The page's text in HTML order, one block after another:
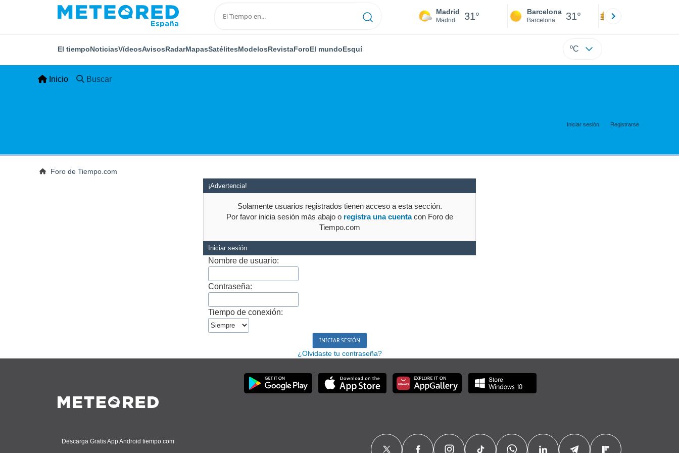
Madrid
Madrid 31° Barcelona
Barcelona 31°
El tiempoNoticiasVídeosAvisosRadarMapasSatélitesModelosRevistaForoEl mundoEsquí ºC
Inicio Buscar
Iniciar sesión Registrarse
Foro de Tiempo.com
¡Advertencia!
Solamente usuarios registrados tienen acceso a esta sección.
Por favor inicia sesión más abajo o registra una cuentacon Foro de
Tiempo.com
Iniciar sesión
Nombre de usuario:
Contraseña:
Tiempo de conexión:
¿Olvidaste tu contraseña?
Descarga Gratis App Android tiempo.com